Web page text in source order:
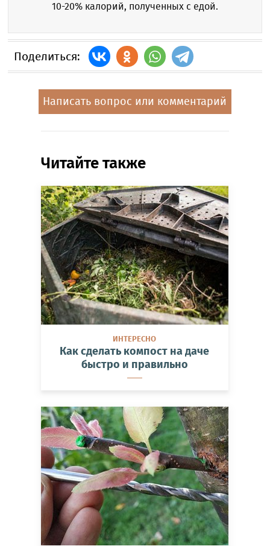
10-20% калорий, полученных с едой.
Поделиться:
Написать вопрос или комментарий
Читайте также
ИНТЕРЕСНО
Как сделать компост на даче
быстро и правильно